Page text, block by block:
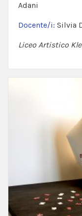
Adani
Docente/i: Silvia
Liceo Artistico